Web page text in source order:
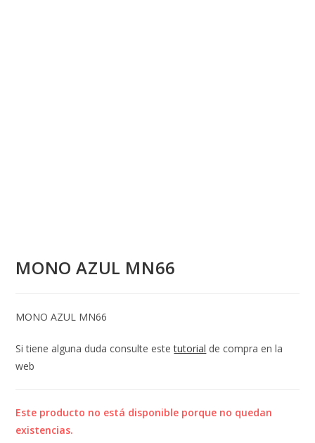
MONO AZUL MN66
MONO AZUL MN66
Si tiene alguna duda consulte estetutorial de compra en la
web
Este producto no está disponible porque no quedan
existencias.